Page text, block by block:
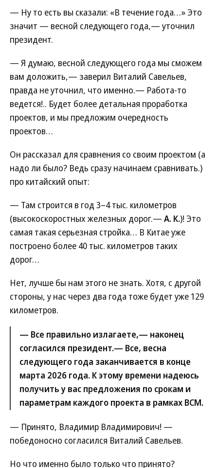
— Ну то есть вы сказали: «В течение года…» Это
значит — весной следующего года,— уточнил
президент.
— Я думаю, весной следующего года мы сможем
вам доложить,— заверил Виталий Савельев,
правда не уточнил, что именно.— Работа-то
ведется!.. Будет более детальная проработка
проектов, и мы предложим очередность
проектов…
Он рассказал для сравнения со своим проектом (а
надо ли было? Ведь сразу начинаем сравнивать.)
про китайский опыт:
— Там строится в год 3–4 тыс. километров
(высокоскоростных железных дорог.— А. К.)! Это
самая такая серьезная стройка… В Китае уже
построено более 40 тыс. километров таких
дорог…
Нет, лучше бы нам этого не знать. Хотя, с другой
стороны, у нас через два года тоже будет уже 129
километров.
— Все правильно излагаете,— наконец
согласился президент.— Все, весна
следующего года заканчивается в конце
марта 2026 года. К этому времени надеюсь
получить у вас предложения по срокам и
параметрам каждого проекта в рамках ВСМ.
— Принято, Владимир Владимирович! —
победоносно согласился Виталий Савельев.
Но что именно было только что принято?